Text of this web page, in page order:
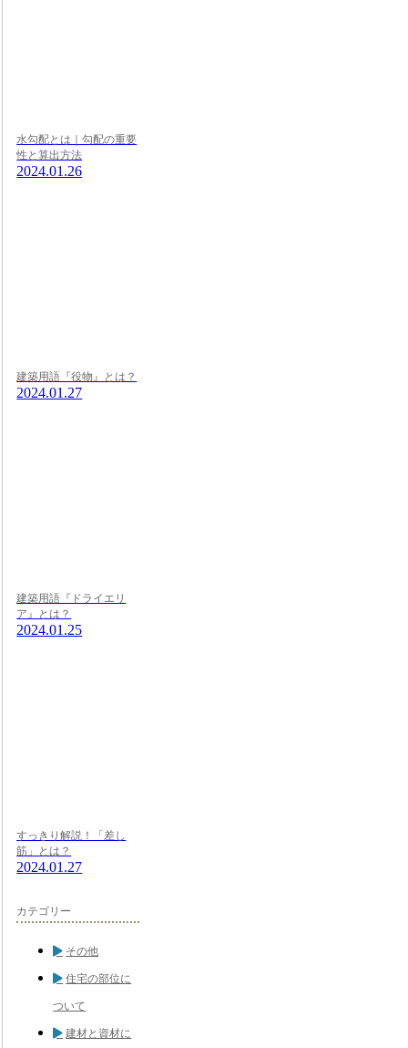
水勾配とは｜勾配の重要
性と算出方法
2024.01.26
建築用語『役物』とは？
2024.01.27
建築用語『ドライエリ
ア』とは？
2024.01.25
すっきり解説！「差し
筋」とは？
2024.01.27
カテゴリー
その他
住宅の部位に
ついて
建材と資材に